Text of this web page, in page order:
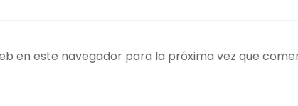
en este navegador para la próxima vez que